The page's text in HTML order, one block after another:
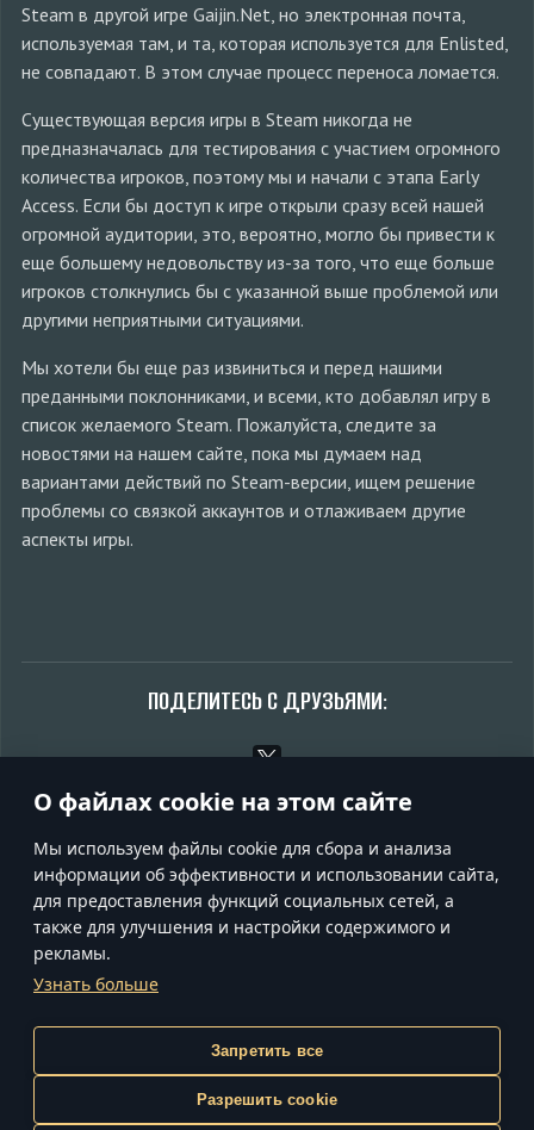
О файлах cookie на этом сайте
Мы используем файлы cookie для сбора и анализа
информации об эффективности и использовании сайта,
для предоставления функций социальных сетей, а
также для улучшения и настройки содержимого и
рекламы.
Узнать больше
Запретить все
Разрешить cookie
Steam в другой игре Gaijin.Net, но электронная почта,
используемая там, и та, которая используется для Enlisted,
не совпадают. В этом случае процесс переноса ломается.
Существующая версия игры в Steam никогда не
предназначалась для тестирования с участием огромного
количества игроков, поэтому мы и начали с этапа Early
Access. Если бы доступ к игре открыли сразу всей нашей
огромной аудитории, это, вероятно, могло бы привести к
еще большему недовольству из-за того, что еще больше
игроков столкнулись бы с указанной выше проблемой или
другими неприятными ситуациями.
Мы хотели бы еще раз извиниться и перед нашими
преданными поклонниками, и всеми, кто добавлял игру в
список желаемого Steam. Пожалуйста, следите за
новостями на нашем сайте, пока мы думаем над
вариантами действий по Steam-версии, ищем решение
проблемы со связкой аккаунтов и отлаживаем другие
аспекты игры.
ПОДЕЛИТЕСЬ С ДРУЗЬЯМИ:
Обсудить на форуме
УСЛОВИЯ ИСПОЛЬЗОВАНИЯ
ПОЛИТИКА КОНФИДЕНЦИАЛЬНОСТИ
inCubator
© 2020—2026 Gaijin Games Kft. Все товарные знаки,